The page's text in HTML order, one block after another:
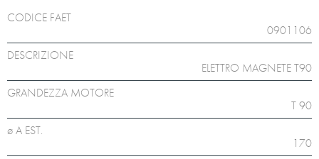
CODICE FAET
0901106
DESCRIZIONE
ELETTRO MAGNETE T90
GRANDEZZA MOTORE
T 90
ø A EST.
170